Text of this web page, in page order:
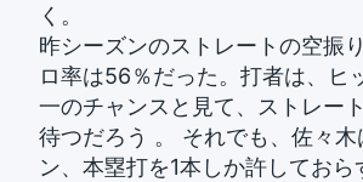
く。
昨シーズンのストレートの空振
ロ率は56％だった。打者は、ヒ
一のチャンスと見て、ストレー
待つだろう 。 それでも、佐々
ン、本塁打を1本しか許しておら